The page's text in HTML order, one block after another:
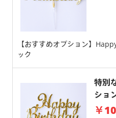
【おすすめオプション】
ック
特別
ショ
￥